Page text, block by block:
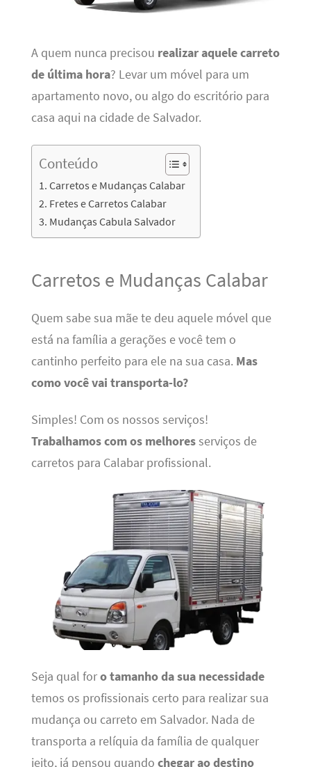
A quem nunca precisou realizar aquele carreto
de última hora? Levar um móvel para um
apartamento novo, ou algo do escritório para
casa aqui na cidade de Salvador.
Conteúdo
Carretos e Mudanças Calabar
Fretes e Carretos Calabar
Mudanças Cabula Salvador
Carretos e Mudanças Calabar
Quem sabe sua mãe te deu aquele móvel que
está na família a gerações e você tem o
cantinho perfeito para ele na sua casa. Mas
como você vai transporta-lo?
Simples! Com os nossos serviços!
Trabalhamos com os melhoresserviços de
carretos para Calabar profissional.
Seja qual foro tamanho da sua necessidade
temos os profissionais certo para realizar sua
mudança ou carreto em Salvador. Nada de
transporta a relíquia da família de qualquer
jeito, já pensou quando chegar ao destino